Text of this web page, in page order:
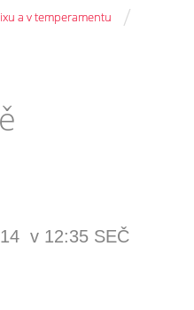
a v temperamentu /
v 12:35 SEČ